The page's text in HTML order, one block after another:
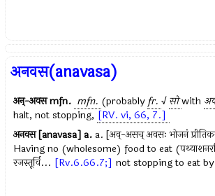
अनवस(anavasa)
अन्-अवसmfn. mfn. (probablyfr. √सोwith
halt, not stopping, [RV. vi, 66, 7.]
अनवस [anavasa] a. a. [अव्-असच् अवसः भोजनं
Having no (wholesome) food to eat
रजस्तूर्वि... [Rv.6.66.7;] not stopping to eat